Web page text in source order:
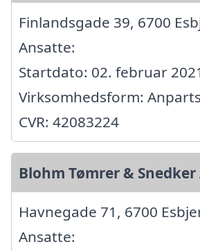
Finlandsgade 39, 6700
Ansatte:
Startdato: 02. februar
Virksomhedsform:
CVR: 42083224
Blohm Tømrer & Snedker
Havnegade 71, 6700
Ansatte: